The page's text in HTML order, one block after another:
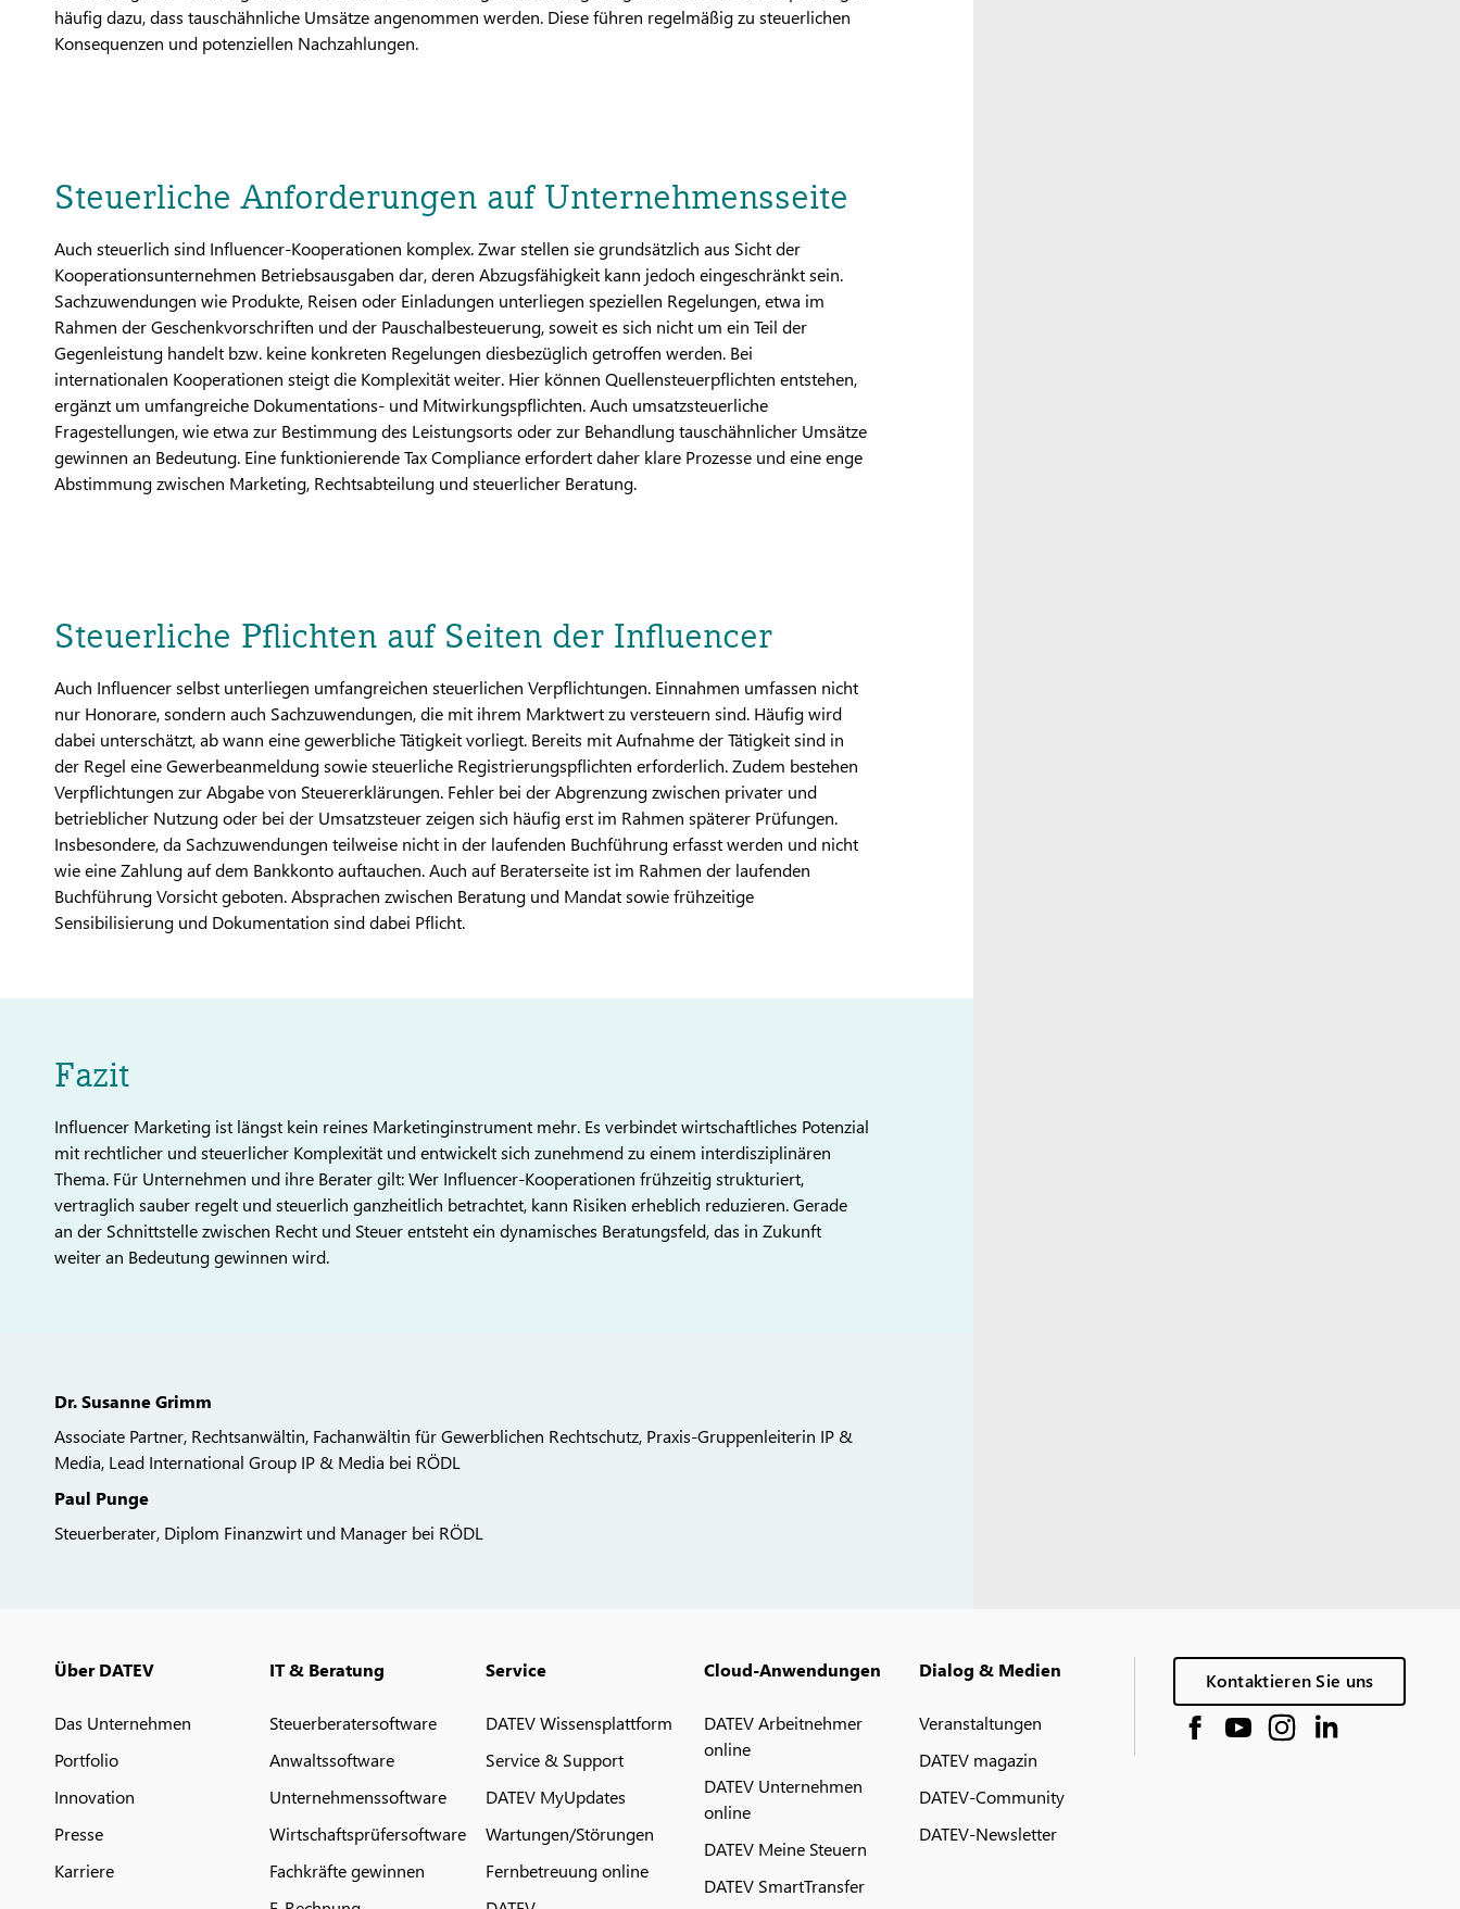
häufig dazu, dass tauschähnliche Umsätze angenommen werden. Diese führen regelmäßig zu steuerlichen
Konsequenzen und potenziellen Nachzahlungen.
Steuerliche Anforderungen auf Unternehmensseite
Auch steuerlich sind Influencer-Kooperationen komplex. Zwar stellen sie grundsätzlich aus Sicht der
Kooperationsunternehmen Betriebsausgaben dar, deren Abzugsfähigkeit kann jedoch eingeschränkt sein.
Sachzuwendungen wie Produkte, Reisen oder Einladungen unterliegen speziellen Regelungen, etwa im
Rahmen der Geschenkvorschriften und der Pauschalbesteuerung, soweit es sich nicht um ein Teil der
Gegenleistung handelt bzw. keine konkreten Regelungen diesbezüglich getroffen werden. Bei
internationalen Kooperationen steigt die Komplexität weiter. Hier können Quellensteuerpflichten entstehen,
ergänzt um umfangreiche Dokumentations- und Mitwirkungspflichten. Auch umsatzsteuerliche
Fragestellungen, wie etwa zur Bestimmung des Leistungsorts oder zur Behandlung tauschähnlicher Umsätze
gewinnen an Bedeutung. Eine funktionierende Tax Compliance erfordert daher klare Prozesse und eine enge
Abstimmung zwischen Marketing, Rechtsabteilung und steuerlicher Beratung.
Steuerliche Pflichten auf Seiten der Influencer
Auch Influencer selbst unterliegen umfangreichen steuerlichen Verpflichtungen. Einnahmen umfassen nicht
nur Honorare, sondern auch Sachzuwendungen, die mit ihrem Marktwert zu versteuern sind. Häufig wird
dabei unterschätzt, ab wann eine gewerbliche Tätigkeit vorliegt. Bereits mit Aufnahme der Tätigkeit sind in
der Regel eine Gewerbeanmeldung sowie steuerliche Registrierungspflichten erforderlich. Zudem bestehen
Verpflichtungen zur Abgabe von Steuererklärungen. Fehler bei der Abgrenzung zwischen privater und
betrieblicher Nutzung oder bei der Umsatzsteuer zeigen sich häufig erst im Rahmen späterer Prüfungen.
Insbesondere, da Sachzuwendungen teilweise nicht in der laufenden Buchführung erfasst werden und nicht
wie eine Zahlung auf dem Bankkonto auftauchen. Auch auf Beraterseite ist im Rahmen der laufenden
Buchführung Vorsicht geboten. Absprachen zwischen Beratung und Mandat sowie frühzeitige
Sensibilisierung und Dokumentation sind dabei Pflicht.
Fazit
Influencer Marketing ist längst kein reines Marketinginstrument mehr. Es verbindet wirtschaftliches Potenzial
mit rechtlicher und steuerlicher Komplexität und entwickelt sich zunehmend zu einem interdisziplinären
Thema. Für Unternehmen und ihre Berater gilt: Wer Influencer-Kooperationen frühzeitig strukturiert,
vertraglich sauber regelt und steuerlich ganzheitlich betrachtet, kann Risiken erheblich reduzieren. Gerade
an der Schnittstelle zwischen Recht und Steuer entsteht ein dynamisches Beratungsfeld, das in Zukunft
weiter an Bedeutung gewinnen wird.
Dr. Susanne Grimm
Associate Partner, Rechtsanwältin, Fachanwältin für Gewerblichen Rechtschutz, Praxis-Gruppenleiterin IP &
Media, Lead International Group IP & Media bei RÖDL
Paul Punge
Steuerberater, Diplom Finanzwirt und Manager bei RÖDL
Über DATEV
Das Unternehmen
Portfolio
Innovation
Presse
Karriere
IT & Beratung
Steuerberatersoftware
Anwaltssoftware
Unternehmenssoftware
Wirtschaftsprüfersoftware
Fachkräfte gewinnen
Service
DATEV Wissensplattform
Service & Support
DATEV MyUpdates
Wartungen/Störungen
Fernbetreuung online
Cloud-Anwendungen
DATEV Arbeitnehmer
online
DATEV Unternehmen
online
DATEV Meine Steuern
DATEV SmartTransfer
Dialog & Medien
Veranstaltungen
DATEV magazin
DATEV-Community
DATEV-Newsletter
Kontaktieren Sie uns